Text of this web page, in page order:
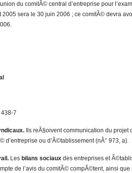
du comitÃ© central d’entreprise pour
sera le 30 juin 2006 ; ce comitÃ© devra
7
Ils reÃ§oivent communication du projet
d’entreprise ou d’Ã©tablissement (nÂ° 973, a).
Les bilans sociaux des entreprises et
de l’avis du comitÃ© compÃ©tent, ainsi